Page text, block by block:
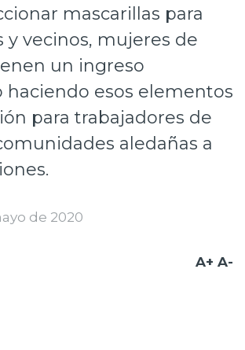
activa
as
mascarillas para
y vecinos, mujeres de
un ingreso
haciendo esos elementos
para trabajadores de
aledañas a
de 2020
A+ A-